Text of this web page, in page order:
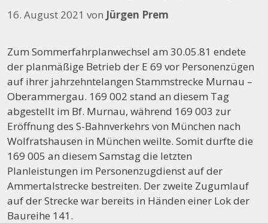
16. August 2021 von Jürgen Prem
Zum Sommerfahrplanwechsel am 30.05.81 endete
der planmäßige Betrieb der E 69 vor Personenzügen
auf ihrer jahrzehntelangen Stammstrecke Murnau –
Oberammergau. 169 002 stand an diesem Tag
abgestellt im Bf. Murnau, während 169 003 zur
Eröffnung des S-Bahnverkehrs von München nach
Wolfratshausen in München weilte. Somit durfte die
169 005 an diesem Samstag die letzten
Planleistungen im Personenzugdienst auf der
Ammertalstrecke bestreiten. Der zweite Zugumlauf
auf der Strecke war bereits in Händen einer Lok der
Baureihe 141.